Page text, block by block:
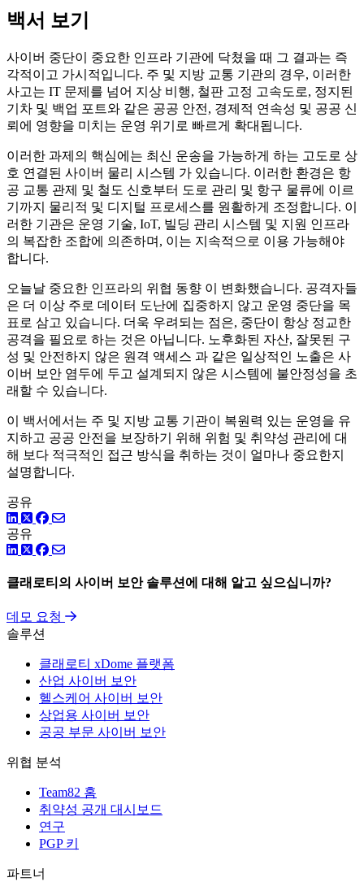
백서 보기
사이버 중단이 중요한 인프라 기관에 닥쳤을 때 그 결과는 즉
각적이고 가시적입니다. 주 및 지방 교통 기관의 경우, 이러한
사고는 IT 문제를 넘어 지상 비행, 철판 고정 고속도로, 정지된
기차 및 백업 포트와 같은 공공 안전, 경제적 연속성 및 공공 신
뢰에 영향을 미치는 운영 위기로 빠르게 확대됩니다.
이러한 과제의 핵심에는 최신 운송을 가능하게 하는 고도로 상
호 연결된 사이버 물리 시스템 가 있습니다. 이러한 환경은 항
공 교통 관제 및 철도 신호부터 도로 관리 및 항구 물류에 이르
기까지 물리적 및 디지털 프로세스를 원활하게 조정합니다. 이
러한 기관은 운영 기술, IoT, 빌딩 관리 시스템 및 지원 인프라
의 복잡한 조합에 의존하며, 이는 지속적으로 이용 가능해야
합니다.
오늘날 중요한 인프라의 위협 동향 이 변화했습니다. 공격자들
은 더 이상 주로 데이터 도난에 집중하지 않고 운영 중단을 목
표로 삼고 있습니다. 더욱 우려되는 점은, 중단이 항상 정교한
공격을 필요로 하는 것은 아닙니다. 노후화된 자산, 잘못된 구
성 및 안전하지 않은 원격 액세스 과 같은 일상적인 노출은 사
이버 보안 염두에 두고 설계되지 않은 시스템에 불안정성을 초
래할 수 있습니다.
이 백서에서는 주 및 지방 교통 기관이 복원력 있는 운영을 유
지하고 공공 안전을 보장하기 위해 위험 및 취약성 관리에 대
해 보다 적극적인 접근 방식을 취하는 것이 얼마나 중요한지
설명합니다.
공유
링크드인
트위터페이스북
공유
링크드인
트위터페이스북
클래로티의 사이버 보안 솔루션에 대해 알고 싶으십니까?
데모 요청
솔루션
클래로티 xDome 플랫폼
산업 사이버 보안
헬스케어 사이버 보안
상업용 사이버 보안
공공 부문 사이버 보안
위협 분석
Team82 홈
취약성 공개 대시보드
연구
PGP 키
파트너